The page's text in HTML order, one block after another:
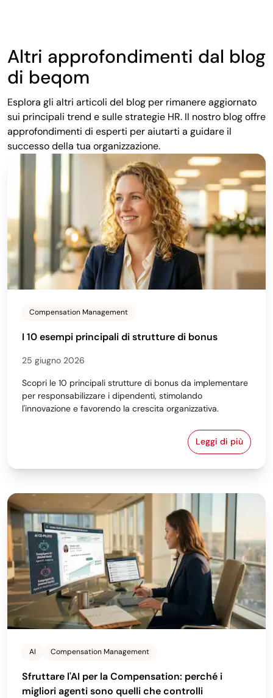
Altri approfondimenti dal blog
di beqom
Esplora gli altri articoli del blog per rimanere aggiornato
sui principali trend e sulle strategie HR. Il nostro blog offre
approfondimenti di esperti per aiutarti a guidare il
successo della tua organizzazione.
Compensation Management
I 10 esempi principali di strutture di bonus
25 giugno 2026
Scopri le 10 principali strutture di bonus da implementare
per responsabilizzare i dipendenti, stimolando
l'innovazione e favorendo la crescita organizzativa.
Leggi di piùI 10 esempi
AI Compensation Management
Sfruttare l'AI per la Compensation: perché i
migliori agenti sono quelli che controlli